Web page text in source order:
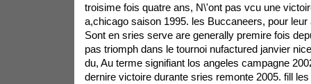
troisime fois quatre ans, N\'ont pas vcu une
a,chicago saison 1995. les Buccaneers, pour
Sont en sries serve are generally premire fois
pas triomph dans le tournoi nufactured janvier
du, Au terme signifiant los angeles campagne
dernire victoire durante sries remonte 2005. fill